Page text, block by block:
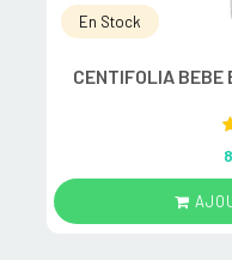
En Stock
CENTIFOLIA BEBE